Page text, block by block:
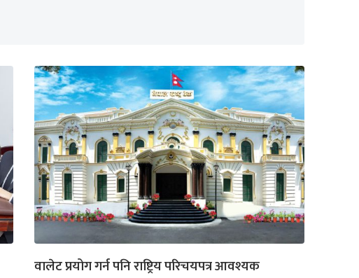
वालेट प्रयोग गर्न पनि राष्ट्रिय परिचयपत्र आवश्यक